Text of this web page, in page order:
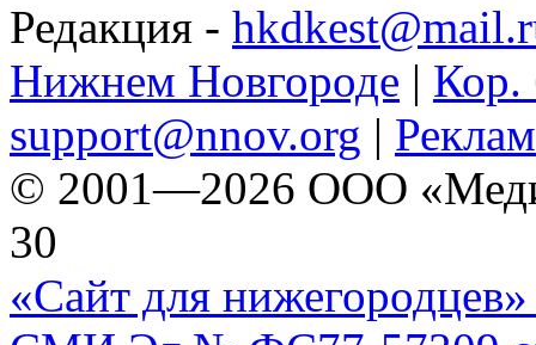
Редакция -
Нижнем Новгороде | Кор.
support@nnov.org |
© 2001—2026 ООО
30
«Сайт для нижегородцев»